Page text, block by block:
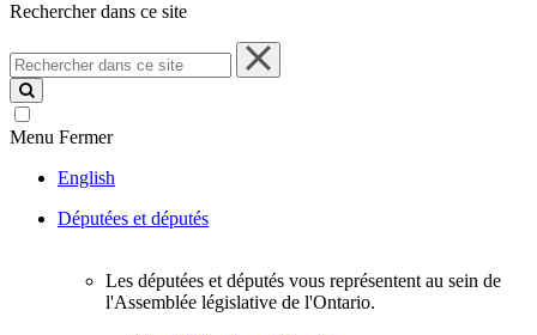
Rechercher dans ce site
Rechercher
dans
ce
site
Menu Fermer
English
Députées et députés
Les députées et députés vous représentent au sein de
l'Assemblée législative de l'Ontario.